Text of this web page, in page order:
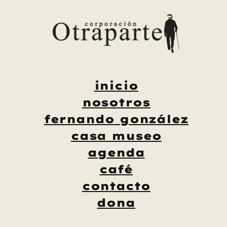
inicio
nosotros
fernando gonzález
casa museo
agenda
café
contacto
dona